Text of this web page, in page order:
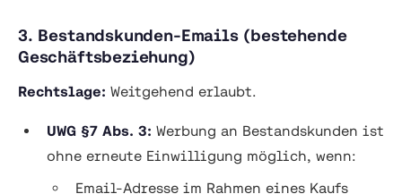
3. Bestandskunden-Emails (bestehende
Geschäftsbeziehung)
Rechtslage: Weitgehend erlaubt.
UWG §7 Abs. 3: Werbung an Bestandskunden ist
ohne erneute Einwilligung möglich, wenn:
Email-Adresse im Rahmen eines Kaufs